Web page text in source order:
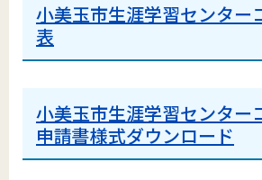
小美玉市生涯学習センター
表
小美玉市生涯学習センター
申請書様式ダウンロード